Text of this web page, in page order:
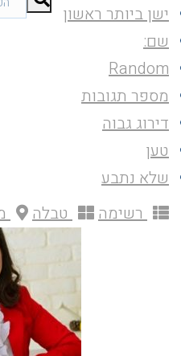
ישן ביותר ראשון
שם:
Random
מספר תגובות
דירוג גבוה
טען
שלא נתבע
רשימה
טבלה